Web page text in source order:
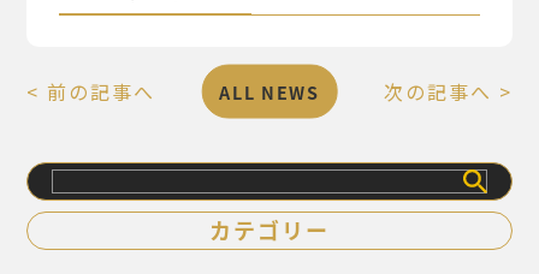
< 前の記事へ 次の記事へ >
ALL NEWS
索
カテゴリー